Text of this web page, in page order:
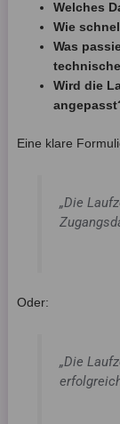
Welches
Wie
Was
Wird die
Eine klare
„Die
Oder:
„Die